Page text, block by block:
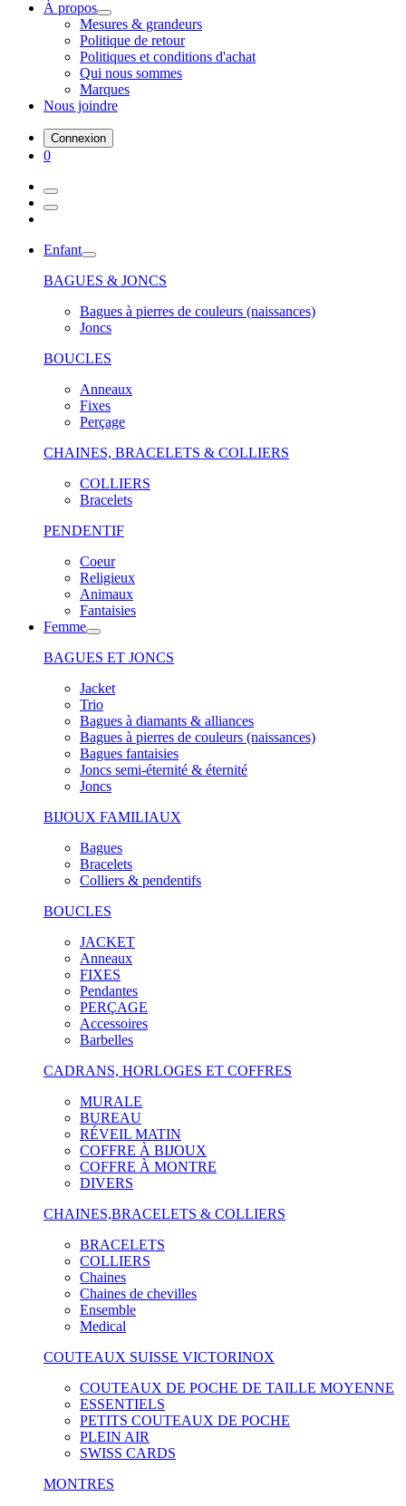
À propos
Mesures & grandeurs
Politique de retour
Politiques et conditions d'achat
Qui nous sommes
Marques
Nous joindre
Connexion
0
Enfant
BAGUES & JONCS
Bagues à pierres de couleurs (naissances)
Joncs
BOUCLES
Anneaux
Fixes
Perçage
CHAINES, BRACELETS & COLLIERS
COLLIERS
Bracelets
PENDENTIF
Coeur
Religieux
Animaux
Fantaisies
Femme
BAGUES ET JONCS
Jacket
Trio
Bagues à diamants & alliances
Bagues à pierres de couleurs (naissances)
Bagues fantaisies
Joncs semi-éternité & éternité
Joncs
BIJOUX FAMILIAUX
Bagues
Bracelets
Colliers & pendentifs
BOUCLES
JACKET
Anneaux
FIXES
Pendantes
PERÇAGE
Accessoires
Barbelles
CADRANS, HORLOGES ET COFFRES
MURALE
BUREAU
RÉVEIL MATIN
COFFRE À BIJOUX
COFFRE À MONTRE
DIVERS
CHAINES,BRACELETS & COLLIERS
BRACELETS
COLLIERS
Chaines
Chaines de chevilles
Ensemble
Medical
COUTEAUX SUISSE VICTORINOX
COUTEAUX DE POCHE DE TAILLE MOYENNE
ESSENTIELS
PETITS COUTEAUX DE POCHE
PLEIN AIR
SWISS CARDS
MONTRES